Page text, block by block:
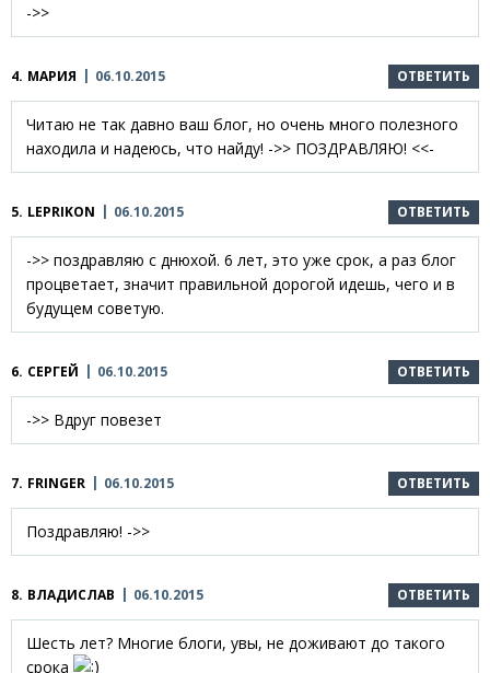
->>
4. МАРИЯ 06.10.2015 ОТВЕТИТЬ
Читаю не так давно ваш блог, но очень много полезного
находила и надеюсь, что найду! ->> ПОЗДРАВЛЯЮ! <<-
5. LEPRIKON 06.10.2015 ОТВЕТИТЬ
->> поздравляю с днюхой. 6 лет, это уже срок, а раз блог
процветает, значит правильной дорогой идешь, чего и в
будущем советую.
6. СЕРГЕЙ 06.10.2015 ОТВЕТИТЬ
->> Вдруг повезет
7. FRINGER 06.10.2015 ОТВЕТИТЬ
Поздравляю! ->>
8. ВЛАДИСЛАВ 06.10.2015 ОТВЕТИТЬ
Шесть лет? Многие блоги, увы, не доживают до такого
срока